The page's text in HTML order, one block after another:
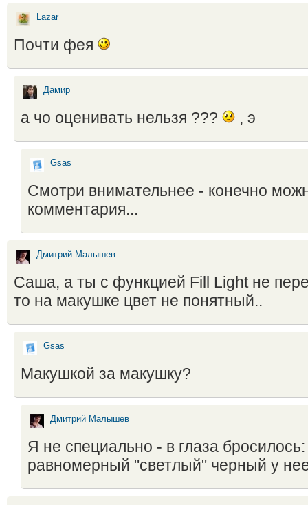
Lazar
Почти фея
Дамир
а чо оценивать нельзя ??? , э
Gsas
Смотри внимательнее - конечно
комментария...
Дмитрий Малышев
Саша, а ты с функцией Fill Light не
то на макушке цвет не понятный..
Gsas
Макушкой за макушку?
Дмитрий Малышев
Я не специально - в глаза
равномерный "светлый" черный у